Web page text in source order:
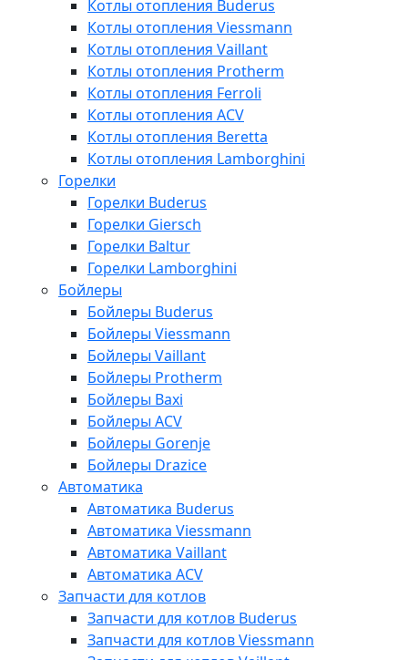
Котлы отопления Buderus
Котлы отопления Viessmann
Котлы отопления Vaillant
Котлы отопления Protherm
Котлы отопления Ferroli
Котлы отопления ACV
Котлы отопления Beretta
Котлы отопления Lamborghini
Горелки
Горелки Buderus
Горелки Giersch
Горелки Baltur
Горелки Lamborghini
Бойлеры
Бойлеры Buderus
Бойлеры Viessmann
Бойлеры Vaillant
Бойлеры Protherm
Бойлеры Baxi
Бойлеры ACV
Бойлеры Gorenje
Бойлеры Drazice
Автоматика
Автоматика Buderus
Автоматика Viessmann
Автоматика Vaillant
Автоматика ACV
Запчасти для котлов
Запчасти для котлов Buderus
Запчасти для котлов Viessmann